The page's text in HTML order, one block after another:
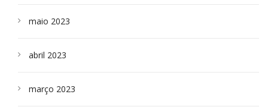
maio 2023
abril 2023
março 2023